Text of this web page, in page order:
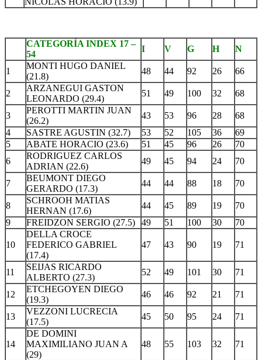
CATEGORÍA INDEX 17 –
54
I V G H N
1
MONTI HUGO DANIEL
(21.8)
48 44 92 26 66
2
ARZANEGUI GASTON
LEONARDO (29.4)
51 49 100 32 68
3
PEROTTI MARTIN JUAN
(26.2)
43 53 96 28
68
4
SASTRE AGUSTIN (32.7) 53 52 105 36
69
5
ABATE HORACIO (23.6) 51 45 96 26
70
6
RODRIGUEZ CARLOS
ADRIAN (22.6)
49 45 94 24 70
7
BEUMONT DIEGO
GERARDO (17.3)
44 44 88 18 70
8
SCHROOH MATIAS
HERNAN (17.6)
44 45 89 19
70
9
FREIDZON SERGIO (27.5) 49 51 100 30 70
10
DELLA CROCE
FEDERICO GABRIEL
(17.4)
47 43 90 19 71
11
SEIJAS RICARDO
ALBERTO (27.3)
52 49 101 30 71
12
ETCHEGOYEN DIEGO
(19.3)
46 46 92 21 71
13
VEZZONI LUCRECIA
(17.5)
45 50 95 24 71
14
DE DOMINI
MAXIMILIANO JUAN A
(29)
48 55 103 32 71